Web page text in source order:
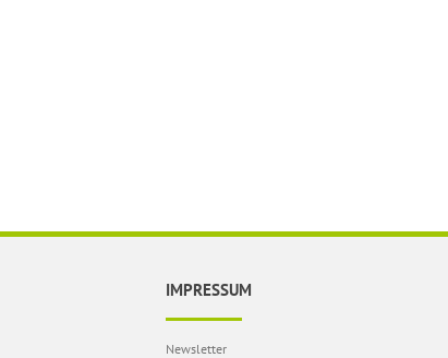
IMPRESSUM
Newsletter